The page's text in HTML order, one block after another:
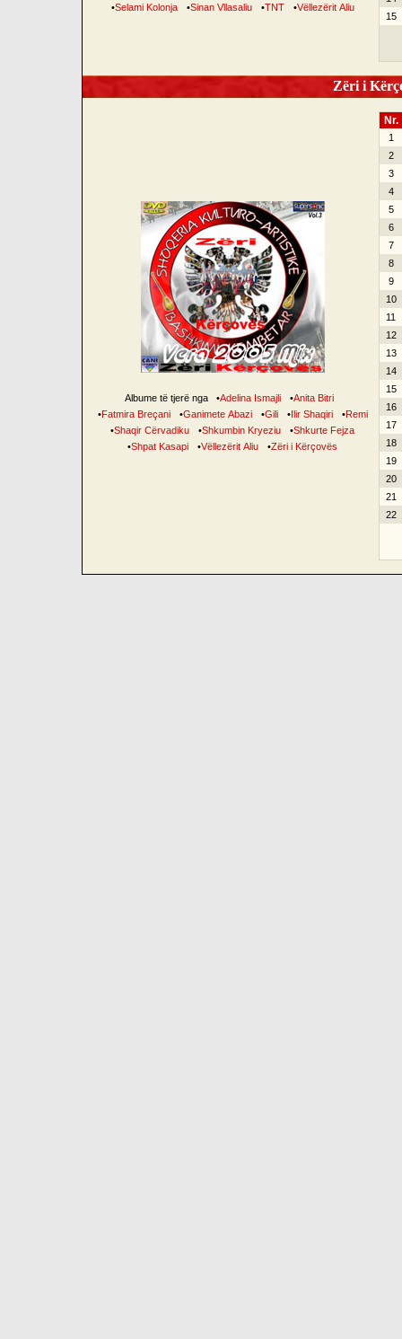
•Selami Kolonja •Sinan Vllasaliu •TNT •Vëllezërit Aliu
15
Zëri i
Albume të tjerë nga •Adelina Ismajli •Anita Bitri
•Fatmira Breçani •Ganimete Abazi •Gili •Ilir Shaqiri •Remi
•Shaqir Cërvadiku •Shkumbin Kryeziu •Shkurte Fejza
•Shpat Kasapi •Vëllezërit Aliu •Zëri i Kërçovës
Nr.
1
2
3
4
5
6
7
8
9
10
11
12
13
14
15
16
17
18
19
20
21
22